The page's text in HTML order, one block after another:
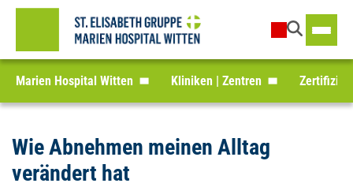
Marien Hospital Witten Kliniken | Zentren
Wie Abnehmen meinen Alltag
verändert hat